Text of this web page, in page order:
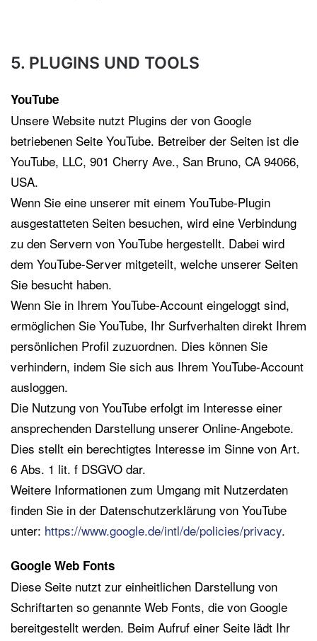
5. PLUGINS UND TOOLS
YouTube
Unsere Website nutzt Plugins der von Google
betriebenen Seite YouTube. Betreiber der Seiten ist die
YouTube, LLC, 901 Cherry Ave., San Bruno, CA 94066,
USA.
Wenn Sie eine unserer mit einem YouTube-Plugin
ausgestatteten Seiten besuchen, wird eine Verbindung
zu den Servern von YouTube hergestellt. Dabei wird
dem YouTube-Server mitgeteilt, welche unserer Seiten
Sie besucht haben.
Wenn Sie in Ihrem YouTube-Account eingeloggt sind,
ermöglichen Sie YouTube, Ihr Surfverhalten direkt Ihrem
persönlichen Profil zuzuordnen. Dies können Sie
verhindern, indem Sie sich aus Ihrem YouTube-Account
ausloggen.
Die Nutzung von YouTube erfolgt im Interesse einer
ansprechenden Darstellung unserer Online-Angebote.
Dies stellt ein berechtigtes Interesse im Sinne von Art.
6 Abs. 1 lit. f DSGVO dar.
Weitere Informationen zum Umgang mit Nutzerdaten
finden Sie in der Datenschutzerklärung von YouTube
unter: https://www.google.de/intl/de/policies/privacy.
Google Web Fonts
Diese Seite nutzt zur einheitlichen Darstellung von
Schriftarten so genannte Web Fonts, die von Google
bereitgestellt werden. Beim Aufruf einer Seite lädt Ihr